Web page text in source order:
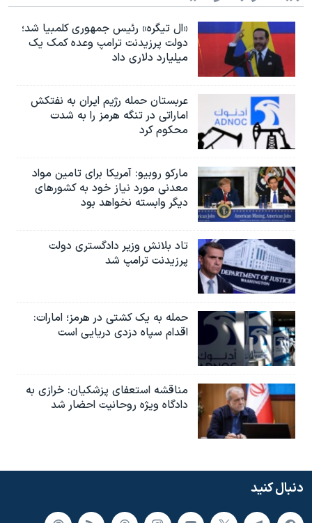
«ال تیگره» رئیس جمهوری کلمبیا شد؛
دولت پرزیدنت ترامپ وعده کمک یک
میلیارد دلاری داد
عربستان حمله رژیم ایران به نفتکش
اماراتی در تنگه هرمز را به‌ شدت
محکوم کرد
مارکو روبیو: آمریکا برای تامین مواد
معدنی مورد نیاز خود به کشورهای
دیگر وابسته نخواهد بود
تاد بلانش وزیر دادگستری دولت
پرزیدنت ترامپ شد
حمله به یک کشتی در هرمز؛ امارات:
اقدام سپاه دزدی دریایی است
مناقشه استعفای پزشکیان: خرازی به
دادگاه ویژه روحانیت احضار شد
دنبال کنید